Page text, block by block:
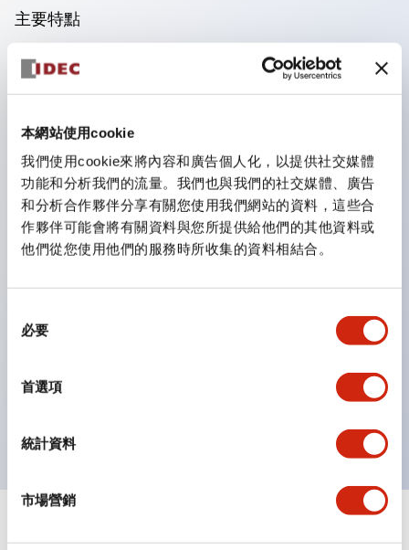
本網站使用cookie
我們使用cookie來將內容和廣告個人化，以提供社交媒體
功能和分析我們的流量。我們也與我們的社交媒體、廣告
和分析合作夥伴分享有關您使用我們網站的資料，這些合
作夥伴可能會將有關資料與您所提供給他們的其他資料或
他們從您使用他們的服務時所收集的資料相結合。
必要
首選項
統計資料
市場營銷
主要特點
手指安全型螺絲端子。
保護等級為 IP20(IEC60529)（面板前為IP65）。
另具備鑰匙選擇開關，一體型指示燈，機種豐富！
備有符合國際標準的緊急停止開關。備有照明與非照明
型。解除鎖定方式有拉出或旋轉型。具備直接開路動作功
能（IEC60947-5-1 附件K）。具備安全鎖定結構
（IEC60947-5-5 6.2）。
指示燈採用大燈罩，確保更廣的視角和範圍，增強安全
性。
線引起的反光。
+